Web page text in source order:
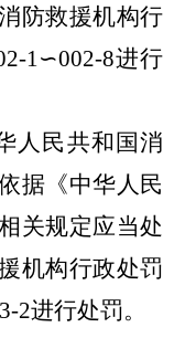
防救援机构行
1∽002-8进行
人民共和国消
据《中华人民
关规定应当处
机构行政处罚
2进行处罚。